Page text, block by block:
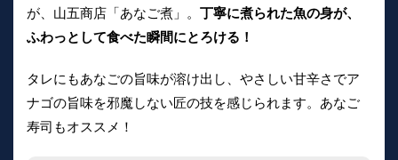
が、山五商店「あなご煮」。 丁寧に煮られた魚の身が、
ふわっとして食べた瞬間にとろける！
タレにもあなごの旨味が溶け出し、やさしい甘辛さでア
ナゴの旨味を邪魔しない匠の技を感じられます。あなご
寿司もオススメ！